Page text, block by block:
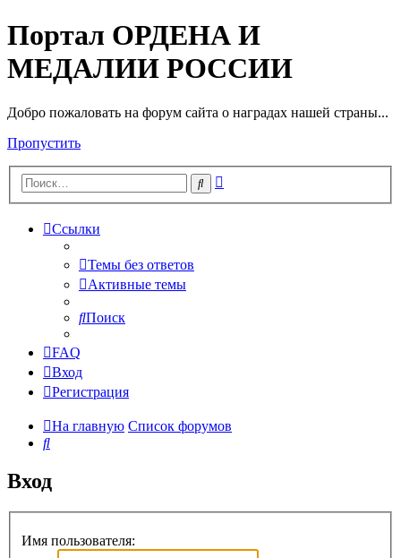
Портал ОРДЕНА И
МЕДАЛИИ РОССИИ
Добро пожаловать на форум сайта о наградах нашей страны...
Пропустить
Поиск
Ссылки
Темы без ответов
Активные темы
Поиск
FAQ
Вход
Регистрация
На главную Список форумов
Поиск
Вход
Имя пользователя: